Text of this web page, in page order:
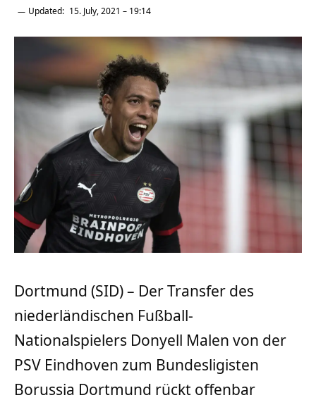
Updated: 15. July, 2021 – 19:14
Dortmund (SID) – Der Transfer des
niederländischen Fußball-
Nationalspielers Donyell Malen von der
PSV Eindhoven zum Bundesligisten
Borussia Dortmund rückt offenbar